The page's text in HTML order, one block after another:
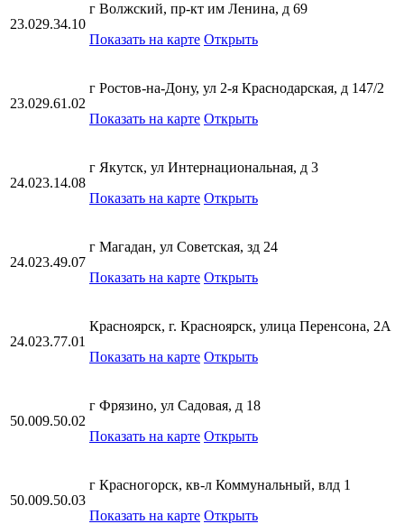
23.029.34.10
г Волжский, пр-кт им Ленина, д 69
Показать на карте Открыть
23.029.61.02
г Ростов-на-Дону, ул 2-я Краснодарская, д 147/2
Показать на карте Открыть
24.023.14.08
г Якутск, ул Интернациональная, д 3
Показать на карте Открыть
24.023.49.07
г Магадан, ул Советская, зд 24
Показать на карте Открыть
24.023.77.01
Красноярск, г. Красноярск, улица Перенсона, 2А
Показать на карте Открыть
50.009.50.02
г Фрязино, ул Садовая, д 18
Показать на карте Открыть
50.009.50.03
г Красногорск, кв-л Коммунальный, влд 1
Показать на карте Открыть